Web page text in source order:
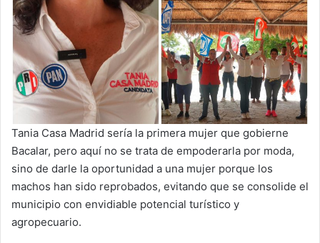
Tania Casa Madrid sería la primera mujer que gobierne
Bacalar, pero aquí no se trata de empoderarla por moda,
sino de darle la oportunidad a una mujer porque los
machos han sido reprobados, evitando que se consolide el
municipio con envidiable potencial turístico y
agropecuario.